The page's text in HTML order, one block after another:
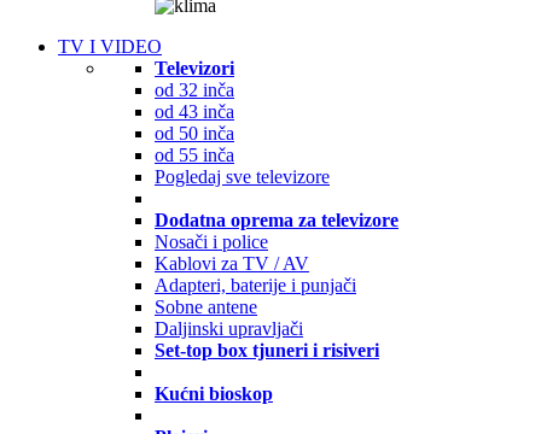
TV I VIDEO
Televizori
od 32 inča
od 43 inča
od 50 inča
od 55 inča
Pogledaj sve televizore
Dodatna oprema za televizore
Nosači i police
Kablovi za TV / AV
Adapteri, baterije i punjači
Sobne antene
Daljinski upravljači
Set-top box tjuneri i risiveri
Kućni bioskop